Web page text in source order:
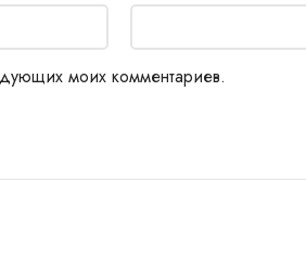
моих комментариев.